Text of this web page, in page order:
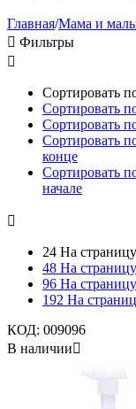
Главная/Мама и
 Фильтры

Сортировать
Сортировать
Сортировать
Сортировать
конце
Сортировать
начале

24 На страницу
48 На страницу
96 На страницу
192 На
КОД: 009096
В наличии